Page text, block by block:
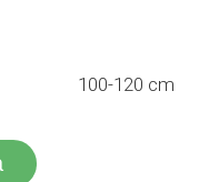
100-120 cm